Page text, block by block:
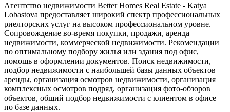
Агентство недвижимости Better Homes Real Estate - Katya
Lobastova предоставляет широкий спектр профессиональных
риелторских услуг на высоком профессиональном уровне.
Сопровождение во-время покупки, продажи, аренда
недвижимости, коммерческой недвижимости. Рекомендации
по оптимальному подбору жилья или здания под офис,
помощь в оформлении документов. Поиск недвижимости,
подбор недвижимости с наибольшей базы данных объектов
аренды, организация осмотров недвижимости, организация
комплексных осмотров подряд, организация фото-обзоров
объектов, общий подбор недвижимости с клиентом в офисе
по базе данных.